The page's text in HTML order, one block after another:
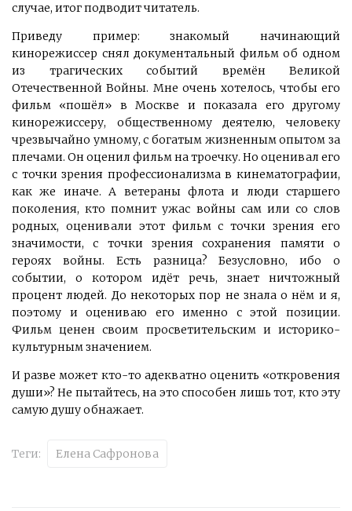
случае, итог подводит читатель.
Приведу пример: знакомый начинающий
кинорежиссер снял документальный фильм об одном
из трагических событий времён Великой
Отечественной Войны. Мне очень хотелось, чтобы его
фильм «пошёл» в Москве и показала его другому
кинорежиссеру, общественному деятелю, человеку
чрезвычайно умному, с богатым жизненным опытом за
плечами. Он оценил фильм на троечку. Но оценивал его
с точки зрения профессионализма в кинематографии,
как же иначе. А ветераны флота и люди старшего
поколения, кто помнит ужас войны сам или со слов
родных, оценивали этот фильм с точки зрения его
значимости, с точки зрения сохранения памяти о
героях войны. Есть разница? Безусловно, ибо о
событии, о котором идёт речь, знает ничтожный
процент людей. До некоторых пор не знала о нём и я,
поэтому и оцениваю его именно с этой позиции.
Фильм ценен своим просветительским и историко-
культурным значением.
И разве может кто-то адекватно оценить «откровения
души»? Не пытайтесь, на это способен лишь тот, кто эту
самую душу обнажает.
Теги: Елена Сафронова